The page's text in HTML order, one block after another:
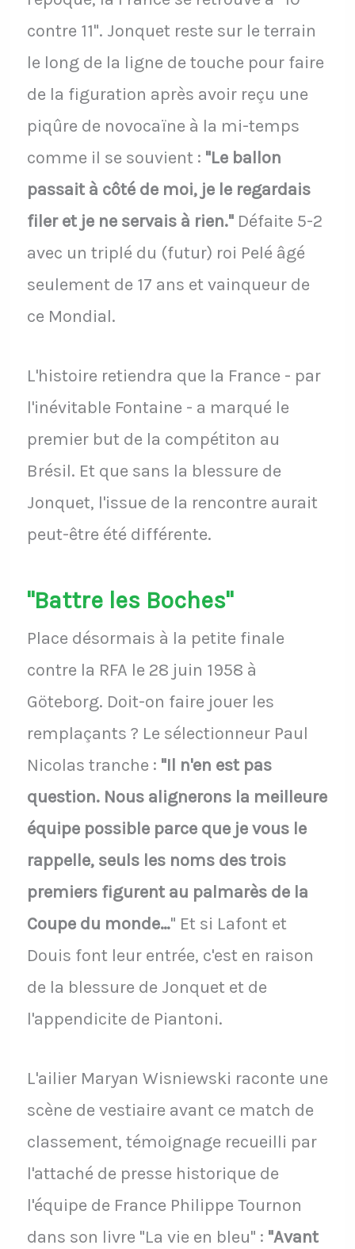
contre 11". Jonquet reste sur le terrain
le long de la ligne de touche pour faire
de la figuration après avoir reçu une
piqûre de novocaïne à la mi-temps
comme il se souvient : "Le ballon
passait à côté de moi, je le regardais
filer et je ne servais à rien."Défaite 5-2
avec un triplé du (futur) roi Pelé âgé
seulement de 17 ans et vainqueur de
ce Mondial.
L'histoire retiendra que la France - par
l'inévitable Fontaine - a marqué le
premier but de la compétiton au
Brésil. Et que sans la blessure de
Jonquet, l'issue de la rencontre aurait
peut-être été différente.
"Battre les Boches"
Place désormais à la petite finale
contre la RFA le 28 juin 1958 à
Göteborg. Doit-on faire jouer les
remplaçants ? Le sélectionneur Paul
Nicolas tranche : "Il n'en est pas
question. Nous alignerons la meilleure
équipe possible parce que je vous le
rappelle, seuls les noms des trois
premiers figurent au palmarès de la
Coupe du monde…" Et si Lafont et
Douis font leur entrée, c'est en raison
de la blessure de Jonquet et de
l'appendicite de Piantoni.
L'ailier Maryan Wisniewski raconte une
scène de vestiaire avant ce match de
classement, témoignage recueilli par
l'attaché de presse historique de
l'équipe de France Philippe Tournon
dans son livre "La vie en bleu" : "Avant